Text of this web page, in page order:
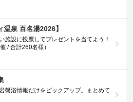
温泉 百名湯2026】
施設に投票してプレゼントを当てよう！
/ 合計260名様）
盤浴情報だけをピックアップ。まとめて